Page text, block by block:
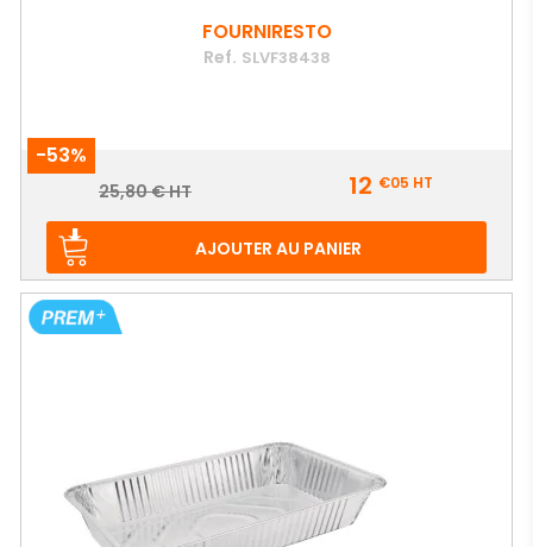
FOURNIRESTO
Ref. SLVF38438
-53%
Prix
Prix
25,80 € HT 12 €05 HT
AJOUTER AU PANIER